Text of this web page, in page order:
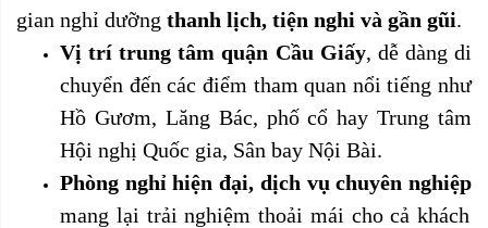
gian nghỉ dưỡng thanh lịch, tiện nghi và gần gũi.
Vị trí trung tâm quận Cầu Giấy, dễ dàng di
chuyển đến các điểm tham quan nổi tiếng như
Hồ Gươm, Lăng Bác, phố cổ hay Trung tâm
Hội nghị Quốc gia, Sân bay Nội Bài.
Phòng nghỉ hiện đại, dịch vụ chuyên nghiệp
mang lại trải nghiệm thoải mái cho cả khách